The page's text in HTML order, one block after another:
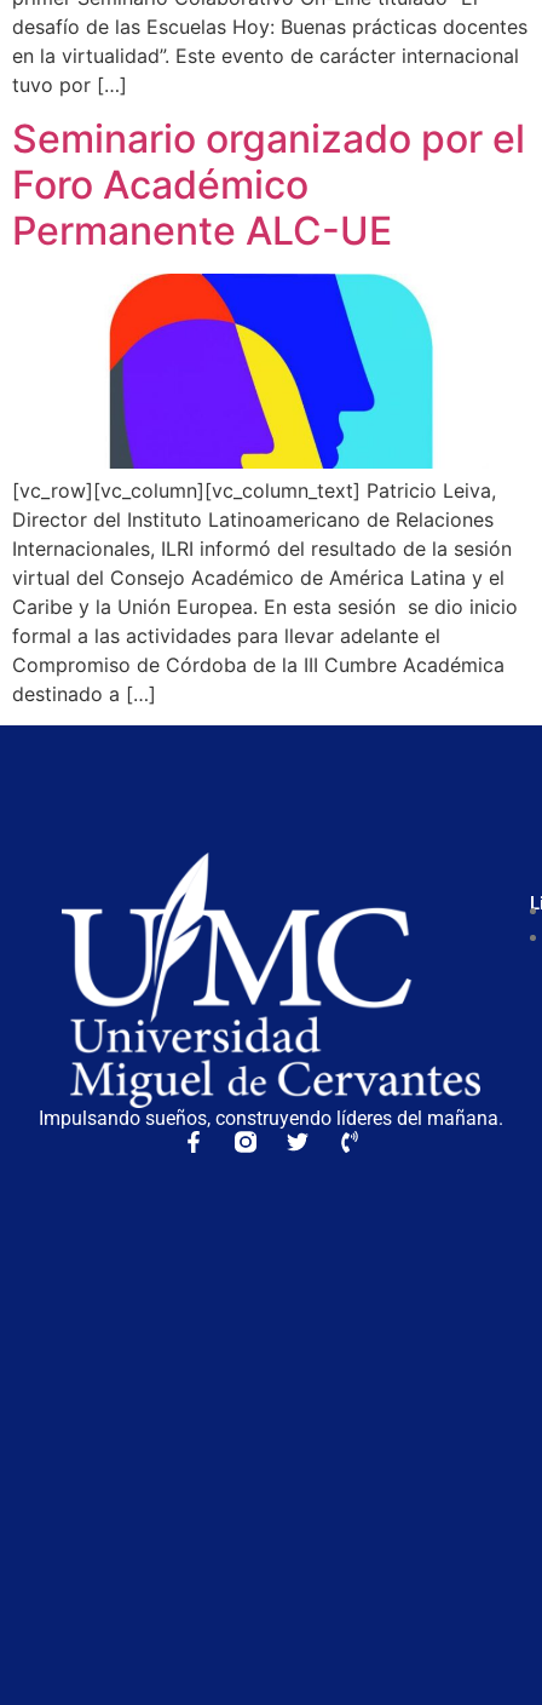
desafío de las Escuelas Hoy: Buenas prácticas docentes
en la virtualidad”. Este evento de carácter internacional
tuvo por […]
Seminario organizado por el
Foro Académico
Permanente ALC-UE
[vc_row][vc_column][vc_column_text] Patricio Leiva,
Director del Instituto Latinoamericano de Relaciones
Internacionales, ILRI informó del resultado de la sesión
virtual del Consejo Académico de América Latina y el
Caribe y la Unión Europea. En esta sesión se dio inicio
formal a las actividades para llevar adelante el
Compromiso de Córdoba de la III Cumbre Académica
destinado a […]
Impulsando sueños, construyendo líderes del mañana.